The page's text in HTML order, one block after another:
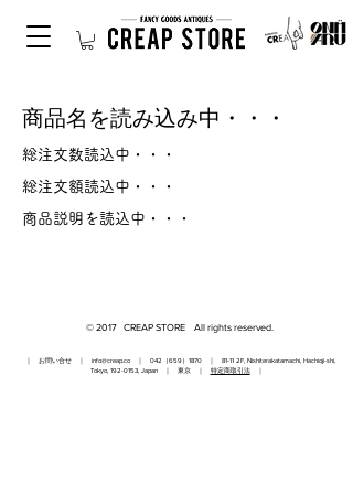
商品名を読み込み中・・・
総注文数読込中・・・
総注文額読込中・・・
商品説明を読込中・・・
© 2017 CREAP STORE All rights reserved.
｜ お問い合せ ｜ info@creap.co｜ 042（659）1870 ｜ 81-11 2F, Nishiterakatamachi, Hachioji-shi,
Tokyo, 192-0153, Japan ｜ 東京 ｜ 特定商取引法｜